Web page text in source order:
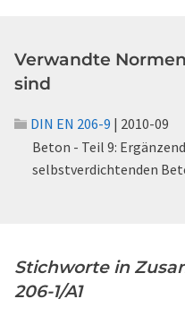
Verwandte Normen
sind
DIN EN 206-9 | 2010-09
Beton - Teil 9:
selbstverdichtenden
Stichworte in
206-1/A1